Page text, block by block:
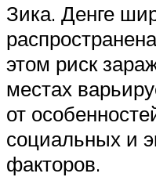
Зика. Денге
этом риск
местах
от
социальных и
факторов.